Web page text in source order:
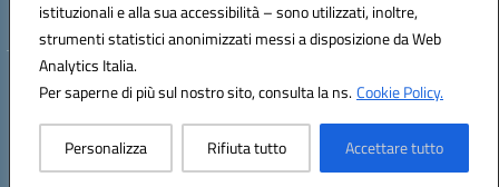
istituzionali e alla sua accessibilità – sono utilizzati, inoltre,
strumenti statistici anonimizzati messi a disposizione da Web
Analytics Italia.
Per saperne di più sul nostro sito, consulta la ns.Cookie Policy.
Personalizza Rifiuta tutto Accettare tutto
Hosting & Powered by 3D Solution S.r.l.
Concept & Design by Designers Italia